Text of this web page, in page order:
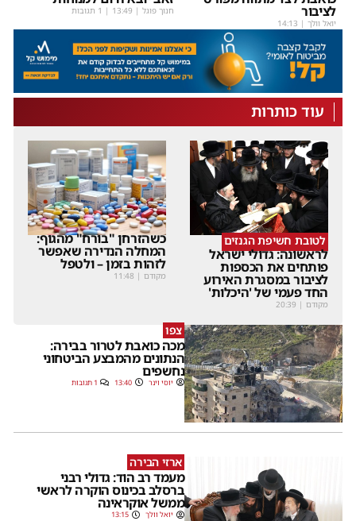
לציבור
יואל וולך |
14:13
חנוך פוגל |
13:49 | 1 תגובות
עוד כותרות
לטובת חשיפת הגנזים
לראשונה: גדולי ישראל
פותחים את הכספות
לציבור במסגרת האירוע
החד פעמי של 'היכלות'
מקודם |
20:39
כשהזרחן "בורח" מהגוף:
המחלה הנדירה שאפשר
לזהות בזמן – ולטפל
מקודם |
11:48
צפו
מכה כואבת לטרור בבירה:
הנתונים מהמבצע הביטחוני
נחשפים
יוסי וינר 13:40 1 תגובות
ארזי הבירה
מעמד רב הוד: גדולי רבני
ברסלב בכינוס הוקרה לראשי
ממשל אוקראינה
יואל וולך 13:15